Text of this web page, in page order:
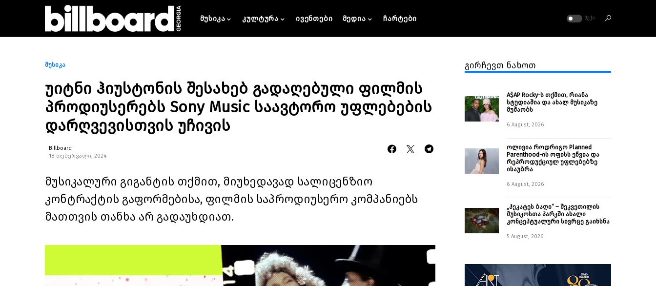
მუსიკა კულტურა ივენთები მედია ჩარტები ᲛᲣᲥᲘ
მუსიკა
უიტნი ჰიუსტონის შესახებ გადაღებული ფილმის
პროდიუსერებს Sony Music საავტორო უფლებების
დარღვევისთვის უჩივის
Billboard
18 თებერვალი, 2024
მუსიკალური გიგანტის თქმით, მიუხედავად სალიცენზიო
კონტრაქტის გაფორმებისა, ფილმის საპროდიუსერო კომპანიებს
მათთვის თანხა არ გადაუხდიათ.
გირჩევთ ნახოთ
A$AP Rocky-ს თქმით, რიანა
სტუდიაშია და ახალ მუსიკაზე
მუშაობს
6 August, 2026
ოლივია როდრიგო Planned
Parenthood-ის ოფისს ეწვია და
რეპროდუქციულ უფლებებზე
ისაუბრა
6 August, 2026
„ჰეკატეს ბაღი“ – შეკვეთილის
მუსიკოსთა პარკში ახალი
კონცეპტუალური სივრცე გაიხსნა ￼
5 August, 2026